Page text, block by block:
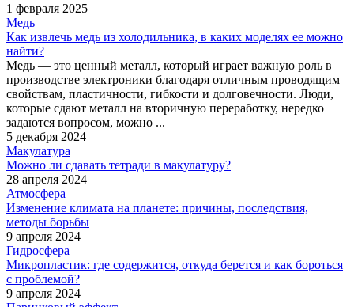
1 февраля 2025
Медь
Как извлечь медь из холодильника, в каких моделях ее можно
найти?
Медь — это ценный металл, который играет важную роль в
производстве электроники благодаря отличным проводящим
свойствам, пластичности, гибкости и долговечности. Люди,
которые сдают металл на вторичную переработку, нередко
задаются вопросом, можно ...
5 декабря 2024
Макулатура
Можно ли сдавать тетради в макулатуру?
28 апреля 2024
Атмосфера
Изменение климата на планете: причины, последствия,
методы борьбы
9 апреля 2024
Гидросфера
Микропластик: где содержится, откуда берется и как бороться
с проблемой?
9 апреля 2024